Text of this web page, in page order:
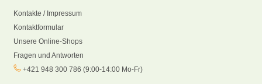
Kontakte / Impressum
Kontaktformular
Unsere Online-Shops
Fragen und Antworten
+421 948 300 786 (9:00-14:00 Mo-Fr)